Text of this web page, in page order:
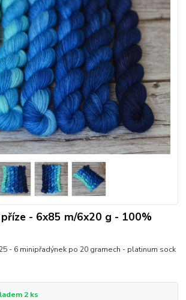
příze - 6x85 m/6x20 g - 100%
- 6 minipřadýnek po 20 gramech - platinum sock
2 ks